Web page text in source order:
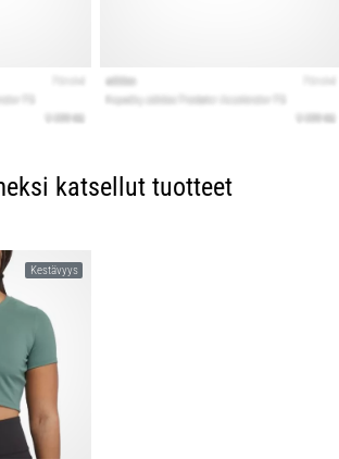
katsellut tuotteet
Kestävyys